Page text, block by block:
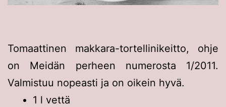
Tomaattinen makkara-tortellinikeitto, ohje
on Meidän perheen numerosta 1/2011.
Valmistuu nopeasti ja on oikein hyvä.
1 l vettä